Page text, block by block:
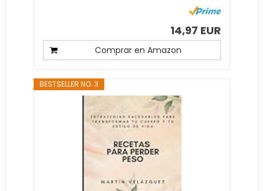
14,97 EUR
Comprar en Amazon
BESTSELLER NO. 3